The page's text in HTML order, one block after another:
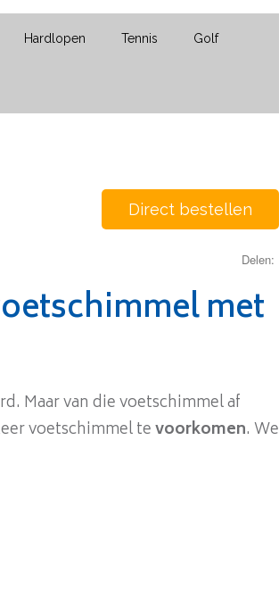
Hardlopen Tennis Golf
Direct bestellen
Delen:
met
Maar van die voetschimmel af
voetschimmel tevoorkomen. We